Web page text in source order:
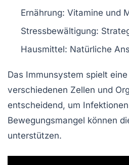
Ernährung: Vitamine und
Stressbewältigung:
Hausmittel: Natürliche
Das Immunsystem spielt
verschiedenen Zellen und
entscheidend, um Infektionen
Bewegungsmangel können
unterstützen.